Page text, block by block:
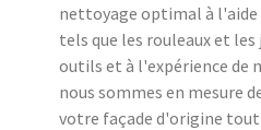
nettoyage optimal à
tels que les rouleaux et les
outils et à l'expérience de
nous sommes en mesure
votre façade d'origine